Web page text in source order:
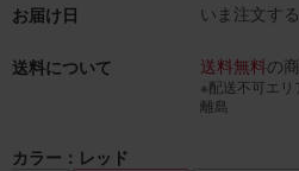
お届け日
いま注文す
送料について 送料無料の
※配送不可エリ
離島
カラー：レッド